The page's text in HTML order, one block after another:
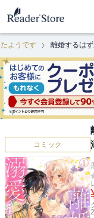
ようです 離婚するは
コミック